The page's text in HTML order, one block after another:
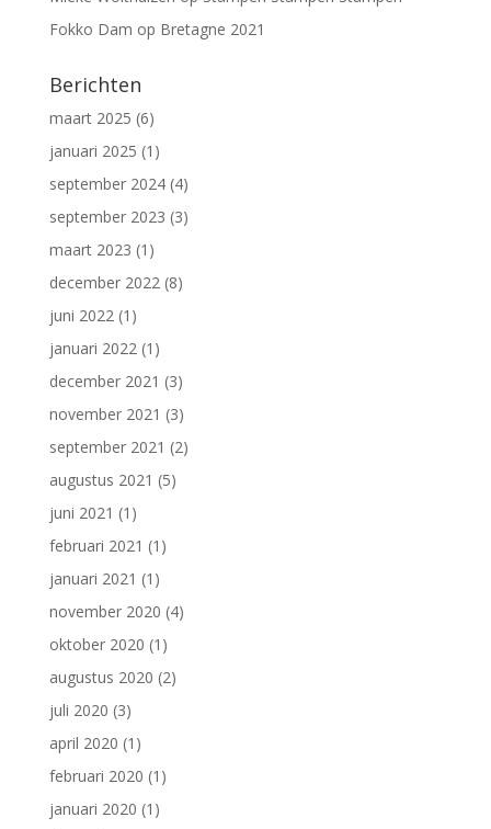
Fokko Dam op Bretagne 2021
Berichten
maart 2025 (6)
januari 2025 (1)
september 2024(4)
september 2023 (3)
maart 2023 (1)
december 2022 (8)
juni 2022 (1)
januari 2022 (1)
december 2021 (3)
november 2021 (3)
september 2021 (2)
augustus 2021 (5)
juni 2021 (1)
februari 2021 (1)
januari 2021 (1)
november 2020 (4)
oktober 2020 (1)
augustus 2020 (2)
juli 2020 (3)
april 2020 (1)
februari 2020 (1)
januari 2020 (1)